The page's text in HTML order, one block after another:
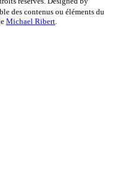
des contenus ou éléments du
Michael Ribert